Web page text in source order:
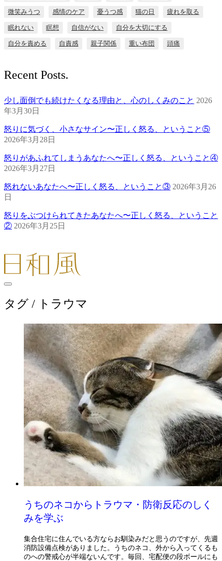
微笑みうつ 感情のケア 憂うつ感 猫の日 疲れを取る
眠れない 瞑想 自信がない 自分を大切にする
自分を責める 自責感 親子関係 重い布団 頭痛
Recent Posts.
少し面倒でも続けたくなる理由と、心のしくみのこと 2026
年3月30日
怒りに気づく、小さなサイン〜正しく怒る、ということ⑤
2026年3月28日
怒りがあふれてしまうあなたへ〜正しく怒る、ということ④
2026年3月27日
怒れないあなたへ〜正しく怒る、ということ③ 2026年3月26
日
怒りをぶつけられてきたあなたへ〜正しく怒る、ということ
② 2026年3月25日
タグ / トラウマ
うちのネコからトラウマ・防衛反応のしく
みを学ぶ
集合住宅に住んでいる方ならお馴染みだと思うのですが、先週
消防設備点検がありました。うちのネコ、外から入ってくるも
のへの警戒心が半端ないんです。毎回、宅配便の段ボールにも